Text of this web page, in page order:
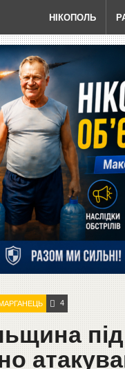
НІКОПОЛЬ
4